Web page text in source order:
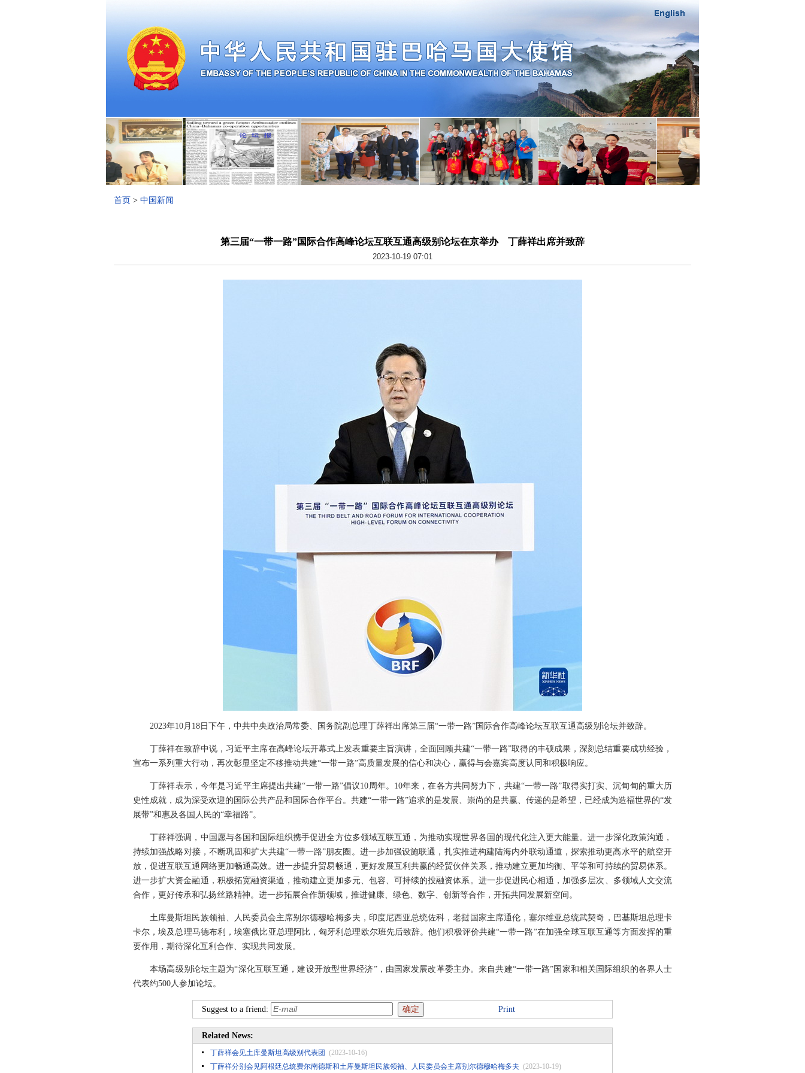
首页 > 中国新闻
第三届“一带一路”国际合作高峰论坛互联互通高级别论坛在京举办 丁薛祥出席并致辞
2023-10-19 07:01
2023年10月18日下午，中共中央政治局常委、国务院副总理丁薛祥出席第三届“一带一路”国际合作高峰论坛互联互通高级别论坛并致辞。
丁薛祥在致辞中说，习近平主席在高峰论坛开幕式上发表重要主旨演讲，全面回顾共建“一带一路”取得的丰硕成果，深刻总结重要成功经验，
宣布一系列重大行动，再次彰显坚定不移推动共建“一带一路”高质量发展的信心和决心，赢得与会嘉宾高度认同和积极响应。
丁薛祥表示，今年是习近平主席提出共建“一带一路”倡议10周年。10年来，在各方共同努力下，共建“一带一路”取得实打实、沉甸甸的重大历
史性成就，成为深受欢迎的国际公共产品和国际合作平台。共建“一带一路”追求的是发展、崇尚的是共赢、传递的是希望，已经成为造福世界的“发
展带”和惠及各国人民的“幸福路”。
丁薛祥强调，中国愿与各国和国际组织携手促进全方位多领域互联互通，为推动实现世界各国的现代化注入更大能量。进一步深化政策沟通，
持续加强战略对接，不断巩固和扩大共建“一带一路”朋友圈。进一步加强设施联通，扎实推进构建陆海内外联动通道，探索推动更高水平的航空开
放，促进互联互通网络更加畅通高效。进一步提升贸易畅通，更好发展互利共赢的经贸伙伴关系，推动建立更加均衡、平等和可持续的贸易体系。
进一步扩大资金融通，积极拓宽融资渠道，推动建立更加多元、包容、可持续的投融资体系。进一步促进民心相通，加强多层次、多领域人文交流
合作，更好传承和弘扬丝路精神。进一步拓展合作新领域，推进健康、绿色、数字、创新等合作，开拓共同发展新空间。
土库曼斯坦民族领袖、人民委员会主席别尔德穆哈梅多夫，印度尼西亚总统佐科，老挝国家主席通伦，塞尔维亚总统武契奇，巴基斯坦总理卡
卡尔，埃及总理马德布利，埃塞俄比亚总理阿比，匈牙利总理欧尔班先后致辞。他们积极评价共建“一带一路”在加强全球互联互通等方面发挥的重
要作用，期待深化互利合作、实现共同发展。
本场高级别论坛主题为“深化互联互通，建设开放型世界经济”，由国家发展改革委主办。来自共建“一带一路”国家和相关国际组织的各界人士
代表约500人参加论坛。
Suggest to a friend: Print
Related News:
丁薛祥会见土库曼斯坦高级别代表团 (2023-10-16)
丁薛祥分别会见阿根廷总统费尔南德斯和土库曼斯坦民族领袖、人民委员会主席别尔德穆哈梅多夫 (2023-10-19)